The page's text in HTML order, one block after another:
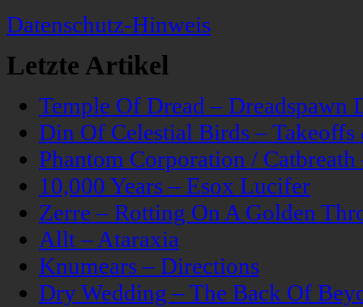
Datenschutz-Hinweis
Letzte Artikel
Temple Of Dread – Dreadspawn
Din Of Celestial Birds –
Phantom Corporation /
10,000 Years – Esox Lucifer
Zerre – Rotting On A Golden
Allt – Ataraxia
Knumears – Directions
Dry Wedding – The Back Of